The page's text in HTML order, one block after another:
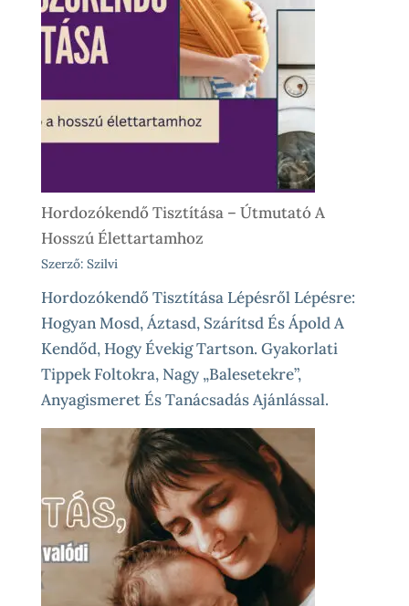
Próba
Vásárlás
Előtt
És
Különleges
Élethelyzetekre
Hordozókendő Tisztítása – Útmutató A
Hosszú Élettartamhoz
Szerző: Szilvi
Hordozókendő Tisztítása Lépésről Lépésre:
Hogyan Mosd, Áztasd, Szárítsd És Ápold A
Kendőd, Hogy Évekig Tartson. Gyakorlati
Tippek Foltokra, Nagy „balesetekre”,
Anyagismeret És Tanácsadás Ajánlással.